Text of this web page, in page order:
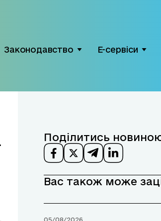
Законодавство Е-сервіси
Поділитись
Вас також може